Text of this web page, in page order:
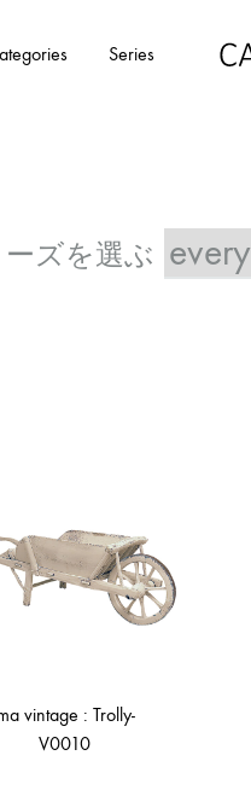
Series
|
パ
デ
ア
vintage : Trolly-
V0010